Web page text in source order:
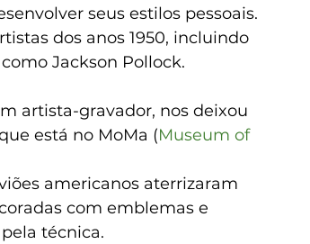
seus estilos pessoais.
dos anos 1950, incluindo
como Jackson Pollock.
artista-gravador, nos deixou
está no MoMa (Museum of
americanos aterrizaram
com emblemas e
técnica.